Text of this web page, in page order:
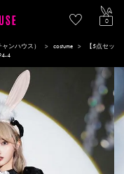
0
ンハウス） costume
【5点セッ
4